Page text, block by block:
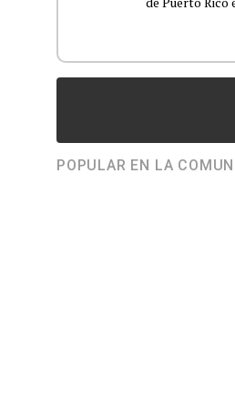
POPULAR EN LA